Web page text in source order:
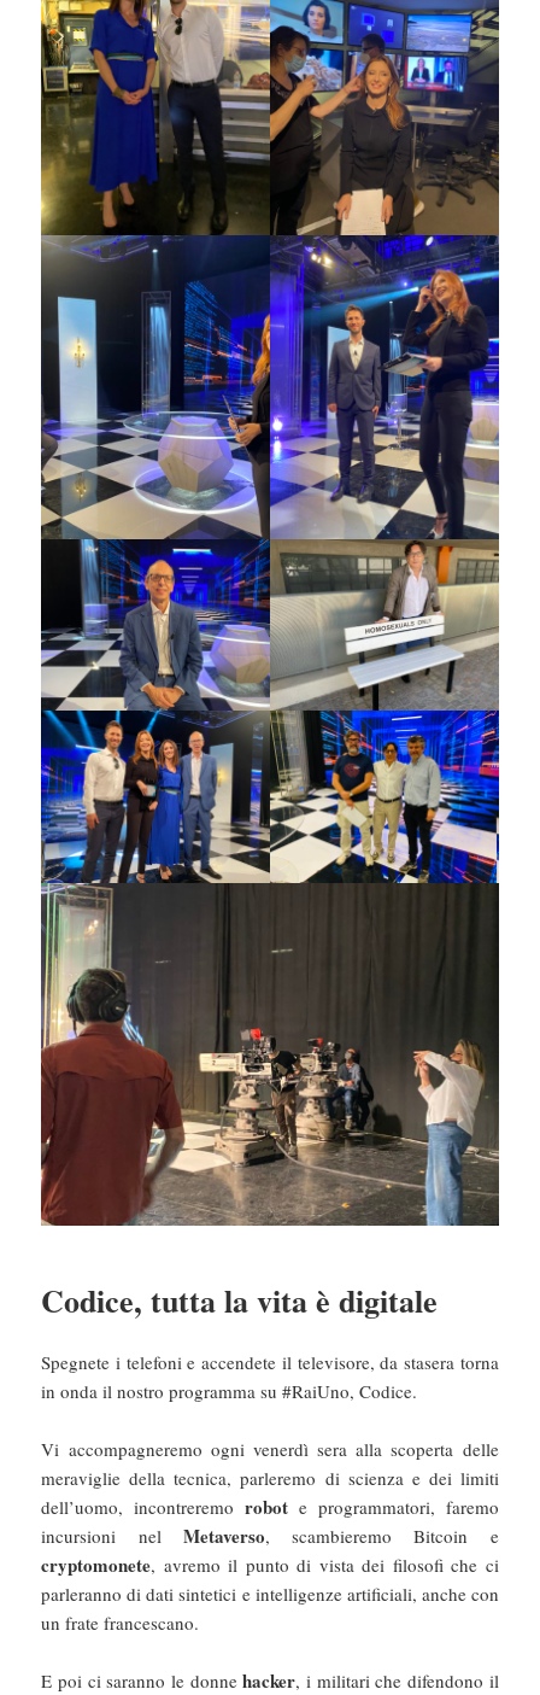
Codice, tutta la vita è digitale
Spegnete i telefoni e accendete il televisore, da stasera torna
in onda il nostro programma su #RaiUno, Codice.
Vi accompagneremo ogni venerdì sera alla scoperta delle
meraviglie della tecnica, parleremo di scienza e dei limiti
dell’uomo, incontreremorobot e programmatori, faremo
incursioni nel Metaverso, scambieremo Bitcoin e
cryptomonete, avremo il punto di vista dei filosofi che ci
parleranno di dati sintetici e intelligenze artificiali, anche con
un frate francescano.
E poi ci saranno le donnehacker, i militari che difendono il